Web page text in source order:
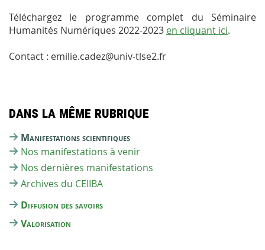
Téléchargez le programme complet du Séminaire
Humanités Numériques 2022-2023 en cliquant ici.
Contact : emilie.cadez@univ-tlse2.fr
Dans la même rubrique
Manifestations scientifiques
Nos manifestations à venir
Nos dernières manifestations
Archives du CEIIBA
Diffusion des savoirs
Valorisation